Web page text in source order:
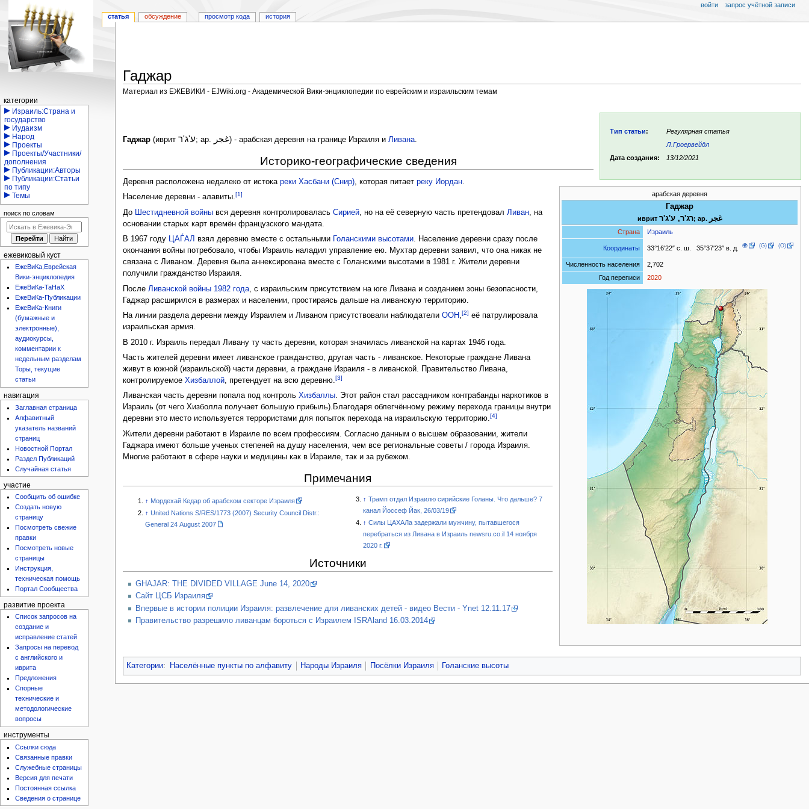
Гаджар
Материал из ЕЖЕВИКИ - EJWiki.org - Академической Вики-энциклопедии по еврейским и израильским темам
навигации
поиску
Тип статьи:
Регулярная статья
Л.Гроервейдл
Дата создания:
13/12/2021
арабская деревня
Гаджар
иврит ע'ג'ר‎ ,רג'ר; ар. غجر‎
Страна Израиль
Координаты 33°16′22″ с. ш. 35°37′23″ в. д. 🌍 (G) (O)
Численность населения
2,702
Год переписи
2020
Гаджар (иврит ; ар. غجر‎) - арабская деревня на границе Израиля иЛивана.
Историко-географические сведения
Деревня расположена недалеко от истокареки Хасбани (Снир), которая питаетреку Иордан.
Население деревни - алавиты.[1]
До Шестидневной войны вся деревня контролироваласьСирией, но на её северную часть претендовалЛиван, на
основании старых карт времён французского мандата.
В 1967 году ЦАЃАЛ взял деревню вместе с остальными Голанскими высотами. Население деревни сразу после
окончания войны потребовало, чтобы Израиль наладил управление ею. Мухтар деревни заявил, что она никак не
связана с Ливаном. Деревня была аннексирована вместе с Голанскими высотами в 1981 г. Жители деревни
получили гражданство Израиля.
После Ливанской войны 1982 года , с израильским присутствием на юге Ливана и созданием зоны безопасности,
Гаджар расширился в размерах и населении, простираясь дальше на ливанскую территорию.
На линии раздела деревни между Израилем и Ливаном присутствовали наблюдателиООН,[2] её патрулировала
израильская армия.
В 2010 г. Израиль передал Ливану ту часть деревни, которая значилась ливанской на картах 1946 года.
Часть жителей деревни имеет ливанское гражданство, другая часть - ливанское. Некоторые граждане Ливана
живут в южной (израильской) части деревни, а граждане Израиля - в ливанской. Правительство Ливана,
контролируемоеХизбаллой, претендует на всю деревню.[3]
Ливанская часть деревни попала под контрольХизбаллы. Этот район стал рассадником контрабанды наркотиков в
Израиль (от чего Хизболла получает большую прибыль).Благодаря облегчённому режиму перехода границы внутри
деревни это место используется террористами для попыток перехода на израильскую территорию.[4]
Жители деревни работают в Израиле по всем профессиям. Согласно данным о высшем образовании, жители
Гаджара имеют больше ученых степеней на душу населения, чем все региональные советы / города Израиля.
Многие работают в сфере науки и медицины как в Израиле, так и за рубежом.
Примечания
↑ Мордехай Кедар об арабском секторе Израиля
↑ United Nations S/RES/1773 (2007) Security Council Distr.:
General 24 August 2007
↑ Трамп отдал Израилю сирийские Голаны. Что дальше? 7
канал Йоссеф Йак, 26/03/19
↑ Силы ЦАХАЛа задержали мужчину, пытавшегося
перебраться из Ливана в Израиль newsru.co.il 14 ноября
2020 г.
Источники
GHAJAR: THE DIVIDED VILLAGE June 14, 2020
Сайт ЦСБ Израиля
Впервые в истории полиции Израиля: развлечение для ливанских детей - видео Вести - Ynet 12.11.17
Правительство разрешило ливанцам бороться с Израилем ISRAland 16.03.2014
Категории: Населённые пункты по алфавиту Народы Израиля Посёлки Израиля Голанские высоты
Навигация
статья обсуждение просмотр кода история
войти запрос учётной записи
категории
Израиль:Страна и
государство
Иудаизм
Народ
Проекты
Проекты/Участники/
дополнения
Публикации:Авторы
Публикации:Статьи
по типу
Темы
поиск по словам
ежевиковый куст
ЕжеВиКа,Еврейская
Вики-энциклопедия
ЕжеВиКа-ТаНаХ
ЕжеВиКа-Публикации
ЕжеВиКа-Книги
(бумажные и
электронные),
аудиокурсы,
комментарии к
недельным разделам
Торы, текущие
статьи
навигация
Заглавная страница
Алфавитный
указатель названий
страниц
Новостной Портал
Раздел Публикаций
Случайная статья
участие
Сообщить об ошибке
Создать новую
страницу
Посмотреть свежие
правки
Посмотреть новые
страницы
Инструкция,
техническая помощь
Портал Сообщества
развитие проекта
Список запросов на
создание и
исправление статей
Запросы на перевод
с английского и
иврита
Предложения
Спорные
технические и
методологические
вопросы
инструменты
Ссылки сюда
Связанные правки
Служебные страницы
Версия для печати
Постоянная ссылка
Сведения о странице